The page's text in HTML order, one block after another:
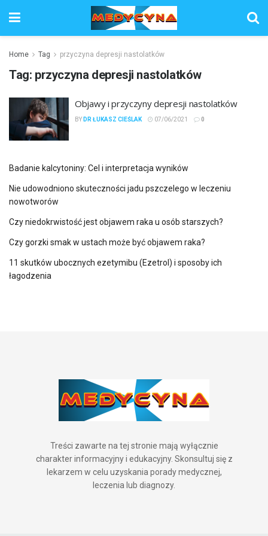
Home Tag przyczyna depresji nastolatków
Tag: przyczyna depresji nastolatków
Objawy i przyczyny depresji nastolatków
BY DR ŁUKASZ CIEŚLAK 07/06/2021 0
Badanie kalcytoniny: Cel i interpretacja wyników
Nie udowodniono skuteczności jadu pszczelego w leczeniu
nowotworów
Czy niedokrwistość jest objawem raka u osób starszych?
Czy gorzki smak w ustach może być objawem raka?
11 skutków ubocznych ezetymibu (Ezetrol) i sposoby ich
łagodzenia
Treści zawarte na tej stronie mają wyłącznie
charakter informacyjny i edukacyjny. Skonsultuj się z
lekarzem w celu uzyskania porady medycznej,
leczenia lub diagnozy.